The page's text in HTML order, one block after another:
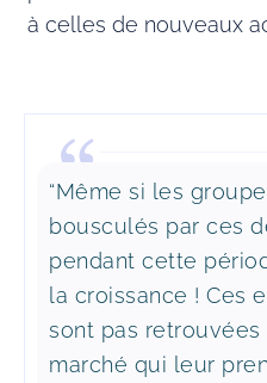
à celles de nouveaux
“Même si les
bousculés par ces
pendant cette
la croissance ! Ces
sont pas retrouvées
marché qui leur